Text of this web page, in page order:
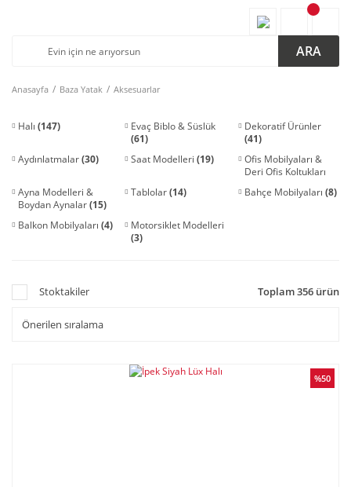
ARA
Anasayfa Baza Yatak Aksesuarlar
Halı (147)
Evaç Biblo & Süslük
(61)
Dekoratif Ürünler
(41)
Aydınlatmalar(30) Saat Modelleri(19)
Ofis Mobilyaları &
Deri Ofis Koltukları
Ayna Modelleri &
Boydan Aynalar(15)
Tablolar(14) Bahçe Mobilyaları (8)
Balkon Mobilyaları (4)
Motorsiklet Modelleri
(3)
Stoktakiler Toplam 356 ürün
%50